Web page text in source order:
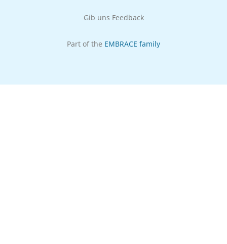
Gib uns Feedback
Part of the EMBRACE family